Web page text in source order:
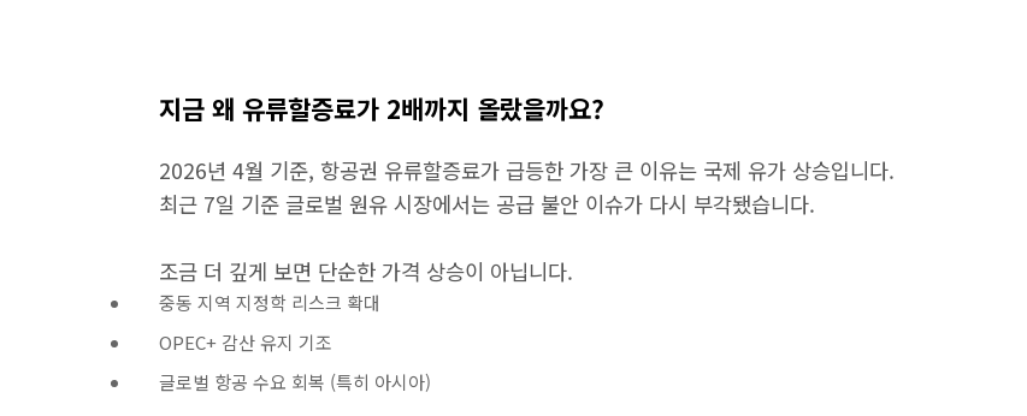
지금 왜 유류할증료가 2배까지 올랐을까요?
2026년 4월 기준, 항공권 유류할증료가 급등한 가장 큰 이유는 국제 유가 상승입니다.
최근 7일 기준 글로벌 원유 시장에서는 공급 불안 이슈가 다시 부각됐습니다.
조금 더 깊게 보면 단순한 가격 상승이 아닙니다.
중동 지역 지정학 리스크 확대
OPEC+ 감산 유지 기조
글로벌 항공 수요 회복 (특히 아시아)